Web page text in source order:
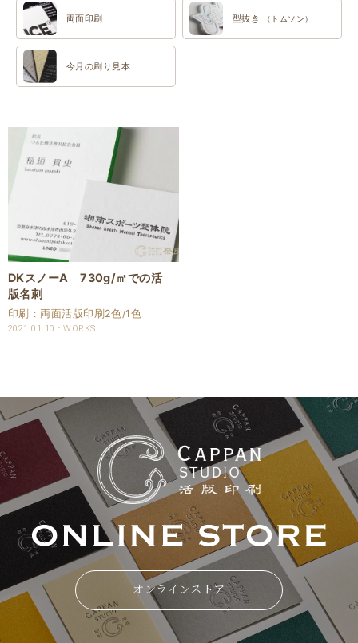
両面印刷 型抜き （トムソン）
今月の刷り見本
DKスノーA 730g/㎡での活
版名刺
印刷：両面活版印刷2色/1色
2021.01.10 WORKS
オンラインストア